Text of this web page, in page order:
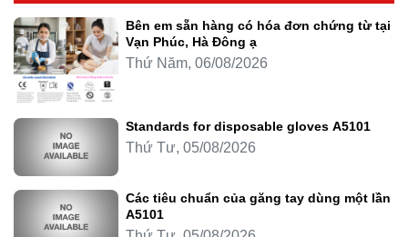
Bên em sẵn hàng có hóa đơn chứng từ tại
Vạn Phúc, Hà Đông ạ
Thứ Năm, 06/08/2026
Standards for disposable gloves A5101
Thứ Tư, 05/08/2026
Các tiêu chuẩn của găng tay dùng một lần
A5101